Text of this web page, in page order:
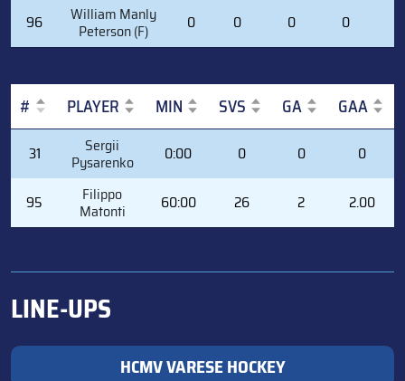
96 William Manly
Peterson (F) 0 0 0 0
# PLAYER MIN SVS GA GAA
PLAYER
31 Sergii
Pysarenko 0:00 0 0 0
95 Filippo
Matonti 60:00 26 2 2.00
LINE-UPS
HCMV VARESE HOCKEY